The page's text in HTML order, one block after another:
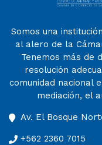
Somos una
al alero de la
Tenemos más de
resolución
comunidad nacional
mediación, el
Av. El Bosque
+562 2360 7015